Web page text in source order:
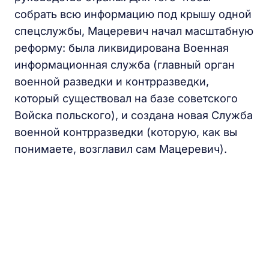
собрать всю информацию под крышу одной
спецслужбы, Мацеревич начал масштабную
реформу: была ликвидирована Военная
информационная служба (главный орган
военной разведки и контрразведки,
который существовал на базе советского
Войска польского), и создана новая Служба
военной контрразведки (которую, как вы
понимаете, возглавил сам Мацеревич).